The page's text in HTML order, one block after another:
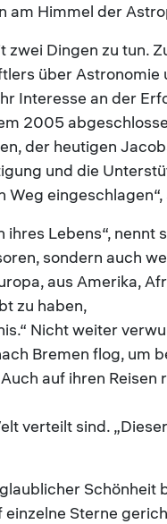
am Himmel der
zwei Dingen zu tun.
über Astronomie
Interesse an der
2005
der heutigen
und die
Lebens“, nennt
sondern auch
aus Amerika,
zu haben,
Nicht weiter
Bremen flog, um
auf ihren
verteilt sind.
Sterne